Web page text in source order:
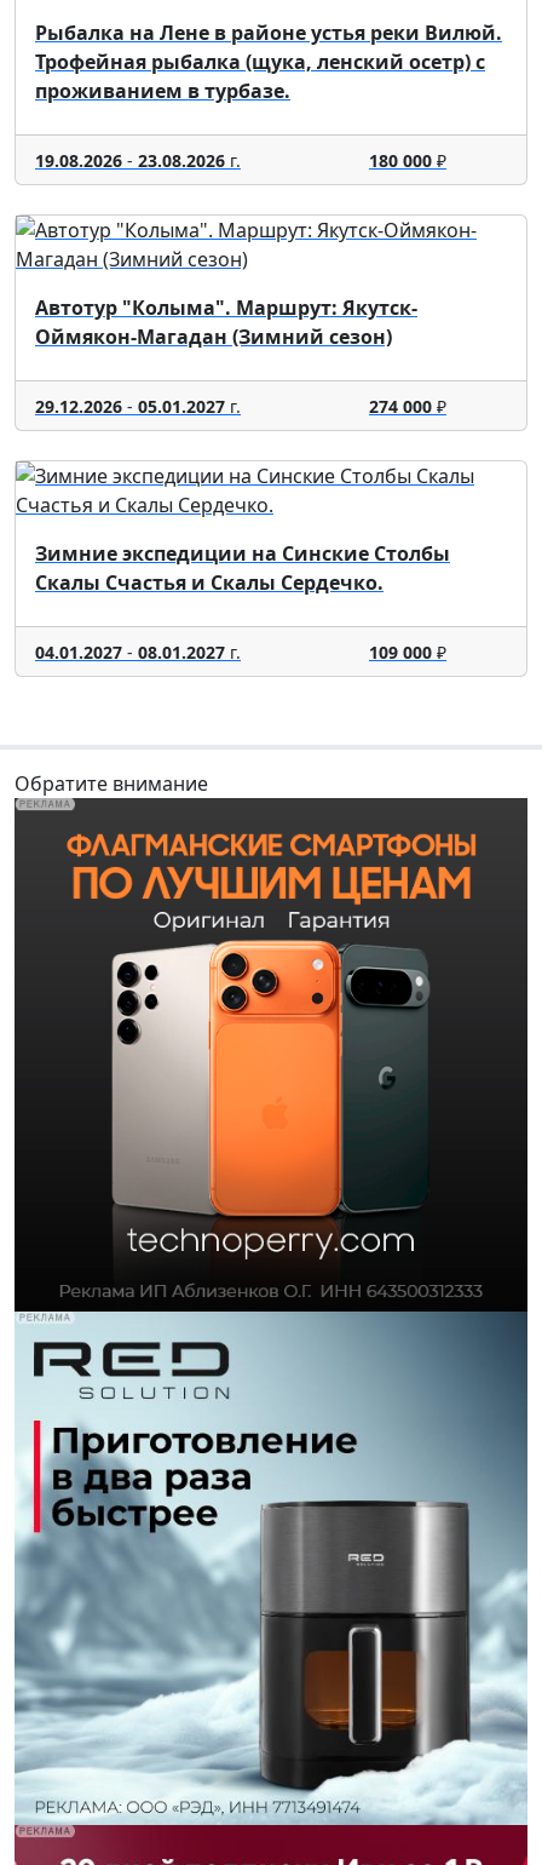
Рыбалка на Лене в районе устья реки Вилюй.
Трофейная рыбалка (щука, ленский осетр) с
проживанием в турбазе.
19.08.2026 - 23.08.2026 г. 180 000₽
Автотур "Колыма". Маршрут: Якутск-
Оймякон-Магадан (Зимний сезон)
29.12.2026 - 05.01.2027 г. 274 000₽
Зимние экспедиции на Синские Столбы
Скалы Счастья и Скалы Сердечко.
04.01.2027 - 08.01.2027 г. 109 000₽
Обратите внимание